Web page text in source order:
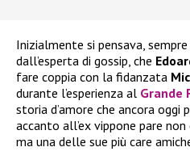
Inizialmente si pensava,
dall’esperta di gossip, che
fare coppia con la fidanzata
durante l’esperienza al Grande
storia d’amore che ancora oggi
accanto all’ex vippone pare
ma una delle sue più care